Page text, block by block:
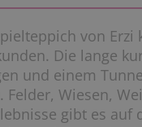
von Erzi
Die lange
und einem
Wiesen,
gibt es auf